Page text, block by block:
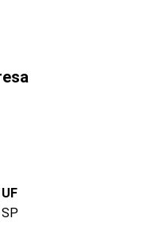
UF
SP